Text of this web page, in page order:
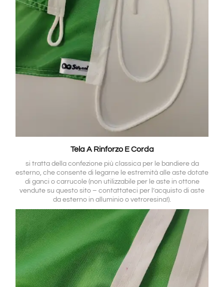
Tela A Rinforzo E Corda
si tratta della confezione più classica per le bandiere da
esterno, che consente di legarne le estremità alle aste dotate
di ganci o carrucole (non utilizzabile per le aste in ottone
vendute su questo sito – contattateci per l’acquisto di aste
da esterno in alluminio o vetroresina!).